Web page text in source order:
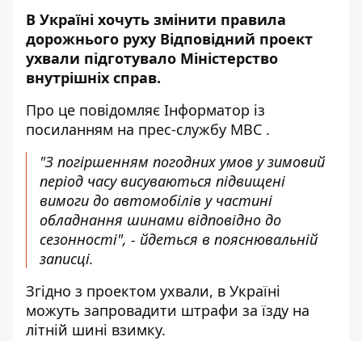
В Україні хочуть змінити правила
дорожнього руху Відповідний проект
ухвали підготувало Міністерство
внутрішніх справ.
Про це повідомляє Інформатор із
посиланням на прес-службу МВС .
"З погіршенням погодних умов у зимовий
період часу висуваються підвищені
вимоги до автомобілів у частині
обладнання шинами відповідно до
сезонності", - йдеться в пояснювальній
записці.
Згідно з проектом ухвали, в Україні
можуть запровадити штрафи за їзду на
літній шині взимку.